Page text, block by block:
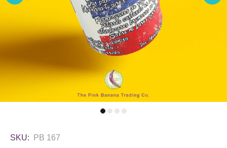
SKU:
PB 167